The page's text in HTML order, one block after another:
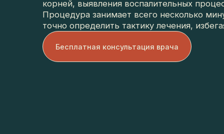
Процедура занимает всего несколько
точно определить тактику лечения,